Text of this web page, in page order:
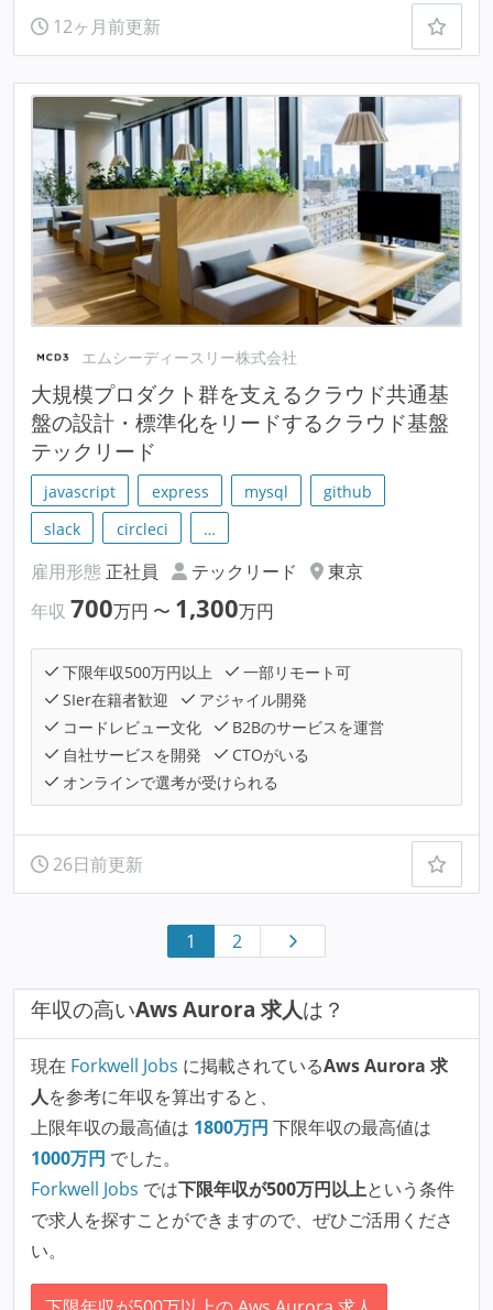
12ヶ月前更新
エムシーディースリー株式会社
大規模プロダクト群を支えるクラウド共通基
盤の設計・標準化をリードするクラウド基盤
テックリード
javascript express mysql
github
slack
circleci …
雇用形態 正社員 テックリード
東京
年収 700万円 〜 1,300万円
下限年収500万円以上
一部リモート可
SIer在籍者歓迎
アジャイル開発
コードレビュー文化
B2Bのサービスを運営
自社サービスを開発
CTOがいる
オンラインで選考が受けられる
26日前更新
1 2
年収の高いAws Aurora 求人は？
現在 Forkwell Jobs に掲載されているAws Aurora 求
人を参考に年収を算出すると、
上限年収の最高値は 1800万円 下限年収の最高値は
1000万円 でした。
Forkwell Jobs では下限年収が500万円以上という条件
で求人を探すことができますので、ぜひご活用くださ
い。